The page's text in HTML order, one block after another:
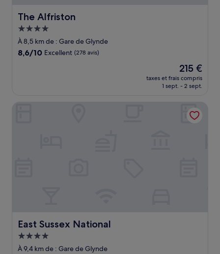
The Alfriston
The Alfriston
Hébergement
4.0 étoiles
À 8,5 km de : Gare de Glynde
8.6
8,6/10 Excellent (278 avis)
Le
nouveau
prix
de
215 €
215 €
taxes et frais compris
1 sept. - 2 sept.
East Sussex National
East Sussex National
Hébergement
4.0 étoiles
À 9,4 km de : Gare de Glynde